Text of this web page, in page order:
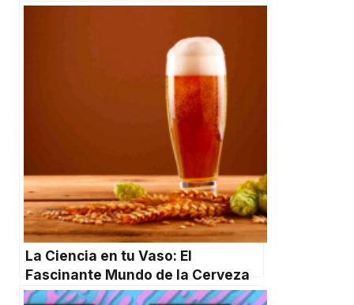
que hizo historia en el cine
La Ciencia en tu Vaso: El
Fascinante Mundo de la Cerveza